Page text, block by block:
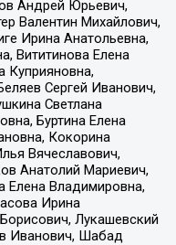
Андрей Юрьевич,
Валентин Михайлович,
Ирина Анатольевна,
Вититинова Елена
Куприяновна,
Сергей Иванович,
Светлана
Буртина Елена
Кокорина
Вячеславович,
Анатолий Мариевич,
Владимировна,
Ирина
Лукашевский
Иванович, Шабад